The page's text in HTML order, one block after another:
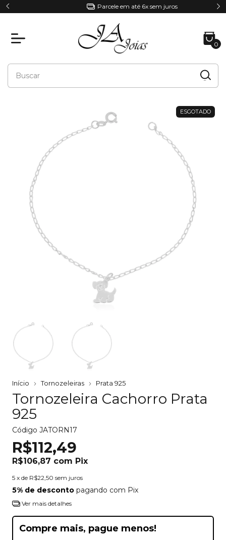
Parcele em até 6x sem juros
0
ESGOTADO
Início Tornozeleiras Prata 925
Tornozeleira Cachorro Prata
925
Código JATORN17
R$112,49
R$106,87 com Pix
5 x de R$22,50 sem juros
5% de desconto pagando com Pix
Ver mais detalhes
Compre mais, pague menos!